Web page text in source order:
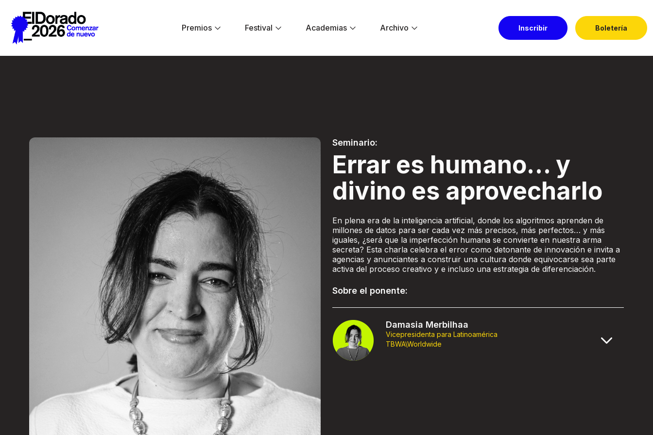
Premios
Festival Academias Archivo Inscribir Boletería
Seminario:
Errar es humano… y
divino es aprovecharlo
En plena era de la inteligencia artificial, donde los algoritmos aprenden de
millones de datos para ser cada vez más precisos, más perfectos… y más
iguales, ¿será que la imperfección humana se convierte en nuestra arma
secreta? Esta charla celebra el error como detonante de innovación e invita a
agencias y anunciantes a construir una cultura donde equivocarse sea parte
activa del proceso creativo y e incluso una estrategia de diferenciación.
Sobre el ponente:
Damasia Merbilhaa
Vicepresidenta para Latinoamérica
TBWA\Worldwide